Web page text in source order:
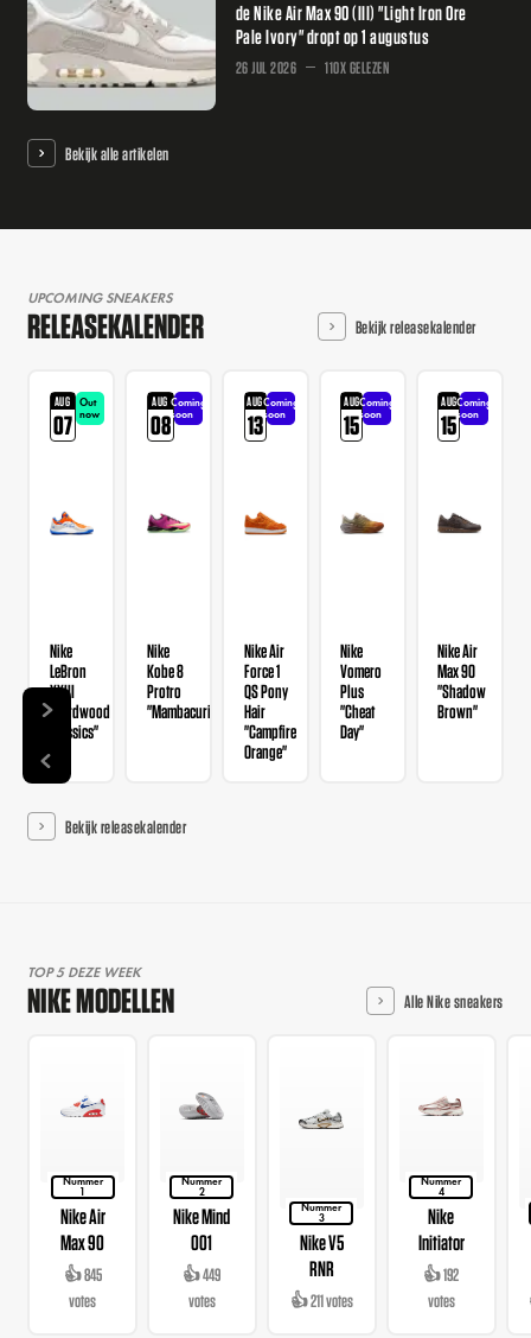
de Nike Air Max 90 (III) "Light Iron Ore
Pale Ivory" dropt op 1 augustus
26 JUL 2026 110X GELEZEN
Bekijk alle artikelen
UPCOMING SNEAKERS
RELEASEKALENDER Bekijk releasekalender
AUG
07
Out
now
Nike
LeBron
XXIII
"Hardwood
Classics"
AUG
08
Coming
soon
Nike
Kobe 8
Protro
"Mambacurial"
AUG
13
Coming
soon
Nike Air
Force 1
QS Pony
Hair
"Campfire
Orange"
AUG
15
Coming
soon
Nike
Vomero
Plus
"Cheat
Day"
AUG
15
Coming
soon
Nike Air
Max 90
"Shadow
Brown"
Bekijk releasekalender
TOP 5 DEZE WEEK
NIKE MODELLEN Alle Nike sneakers
Nummer
1
Nike Air
Max 90
👍 845
votes
Nummer
2
Nike Mind
001
👍 449
votes
Nummer
3
Nike V5
RNR
👍 211 votes
Nummer
4
Nike
Initiator
👍 192
votes